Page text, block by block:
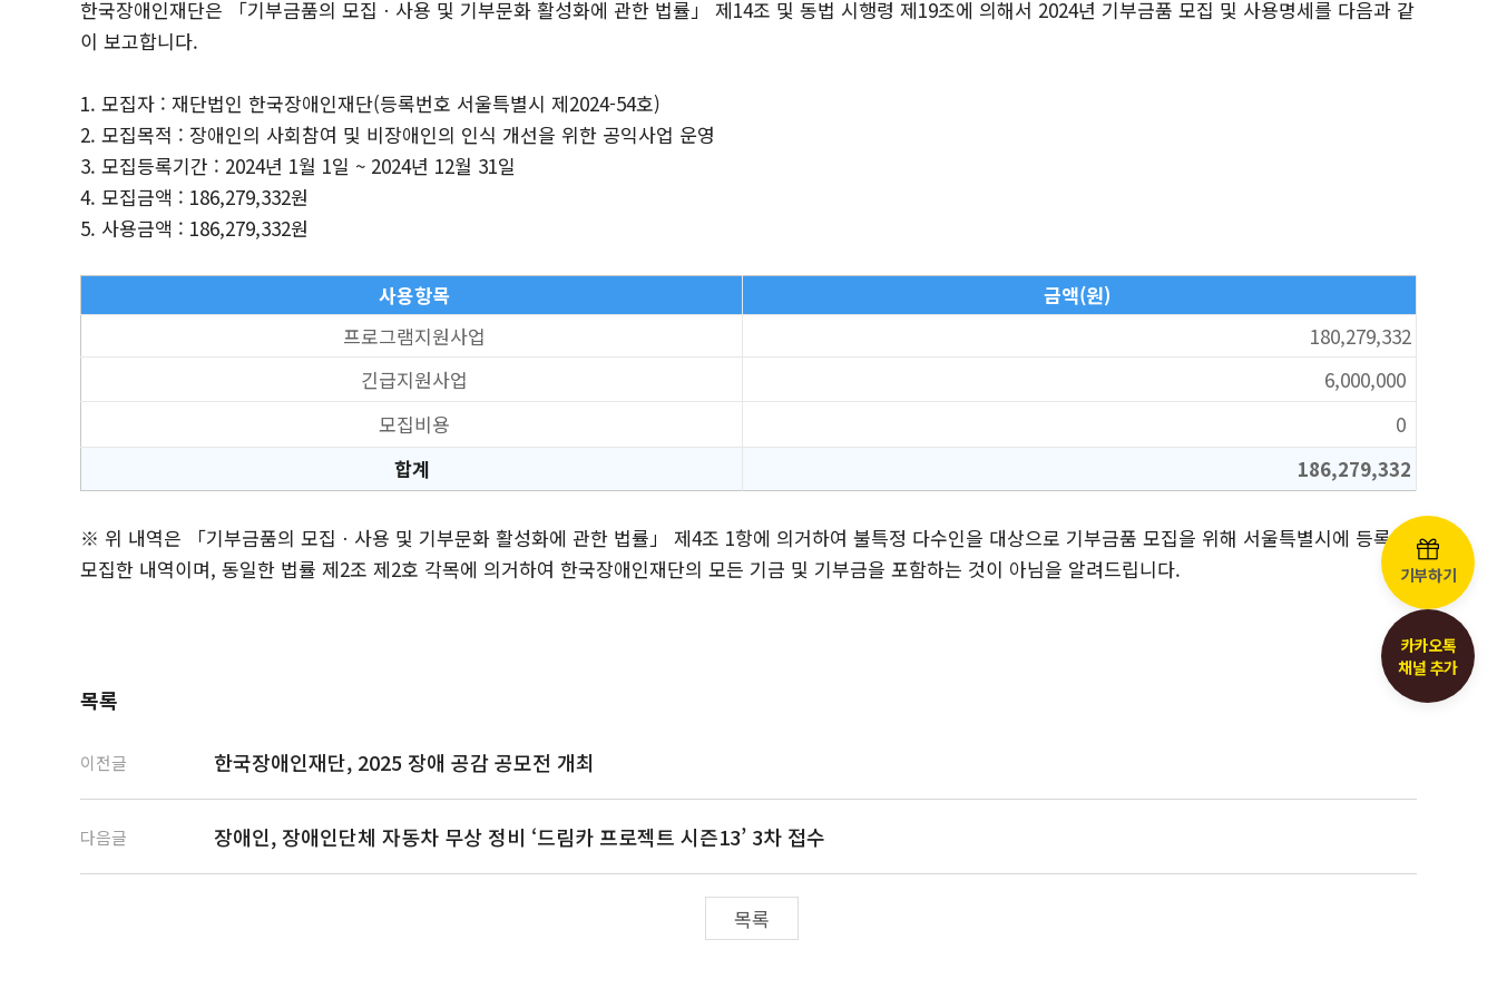
한국장애인재단은 「기부금품의 모집ㆍ사용 및 기부문화 활성화에 관한 법률」 제14조 및 동법 시행령 제19조에 의해서 2024년 기부금품 모집 및 사용명세를 다음과 같
이 보고합니다.
1. 모집자 : 재단법인 한국장애인재단(등록번호 서울특별시 제2024-54호)
2. 모집목적 : 장애인의 사회참여 및 비장애인의 인식 개선을 위한 공익사업 운영
3. 모집등록기간 : 2024년 1월 1일 ~ 2024년 12월 31일
4. 모집금액 : 186,279,332원
5. 사용금액 : 186,279,332원
사용항목
금액(원)
프로그램지원사업
180,279,332
긴급지원사업
6,000,000
모집비용
0
합계
186,279,332
※ 위 내역은 「기부금품의 모집ㆍ사용 및 기부문화 활성화에 관한 법률」 제4조 1항에 의거하여 불특정 다수인을 대상으로 기부금품 모집을 위해 서울특별시에 등록 후
모집한 내역이며, 동일한 법률 제2조 제2호 각목에 의거하여 한국장애인재단의 모든 기금 및 기부금을 포함하는 것이 아님을 알려드립니다.
목록
이전글 한국장애인재단, 2025 장애 공감 공모전 개최
다음글 장애인, 장애인단체 자동차 무상 정비 ‘드림카 프로젝트 시즌13’ 3차 접수
목록
기부하기
카카오톡
채널 추가